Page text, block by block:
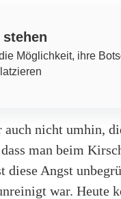
Möglichkeit, ihre
auch nicht umhin,
man beim
Angst
war. Heute